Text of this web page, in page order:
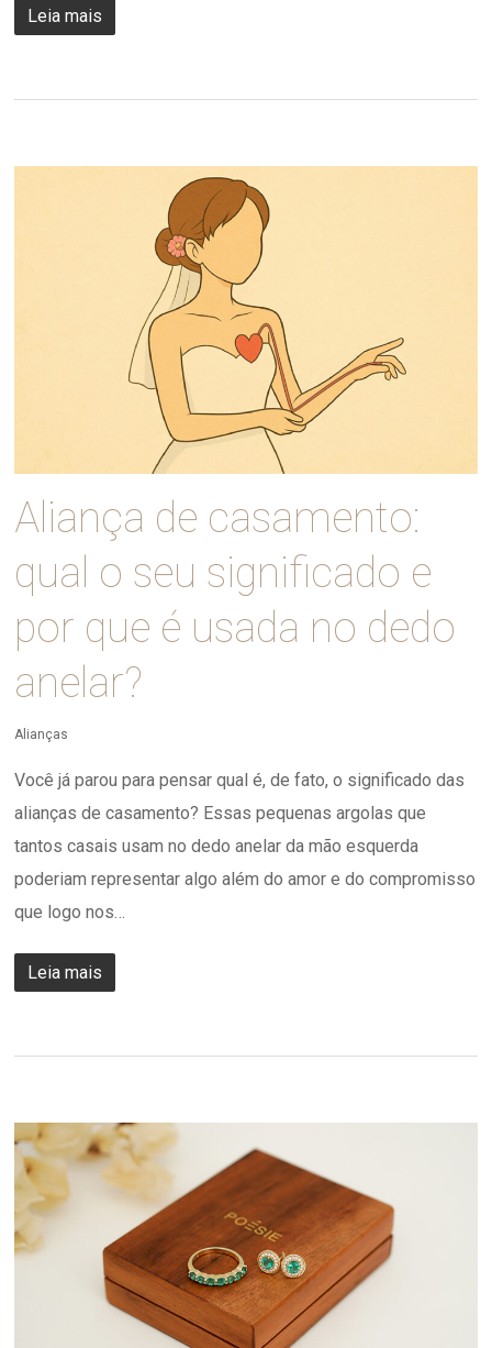
Leia mais
Aliança de casamento:
qual o seu significado e
por que é usada no dedo
anelar?
Alianças
Você já parou para pensar qual é, de fato, o significado das
alianças de casamento? Essas pequenas argolas que
tantos casais usam no dedo anelar da mão esquerda
poderiam representar algo além do amor e do compromisso
que logo nos…
Leia mais